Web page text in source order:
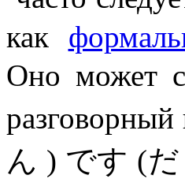
как
Оно может
разговорный
ん ) です (だ